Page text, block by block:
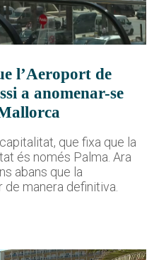
l’Aeroport de
a anomenar-se
que fixa que la
és només Palma. Ara
abans que la
manera definitiva.